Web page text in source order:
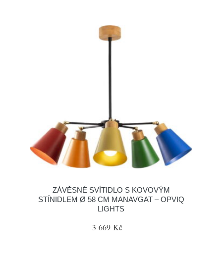
ZÁVĚSNÉ SVÍTIDLO S KOVOVÝM
STÍNIDLEM Ø 58 CM MANAVGAT – OPVIQ
LIGHTS
3 669 Kč